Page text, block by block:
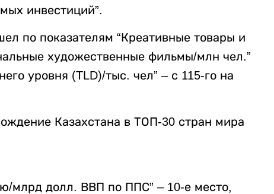
инвестиций”.
по показателям “Креативные товары и
художественные фильмы/млн чел.”
уровня (TLD)/тыс. чел” – с 115-го на
Казахстана в ТОП-30 стран мира
млрд долл. ВВП по ППС” – 10-е место,